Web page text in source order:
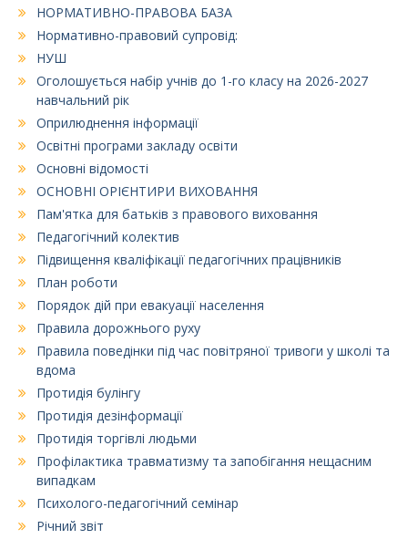
НОРМАТИВНО-ПРАВОВА БАЗА
Нормативно-правовий супровід:
НУШ
Оголошується набір учнів до 1-го класу на 2026-2027
навчальний рік
Оприлюднення інформації
Освітні програми закладу освіти
Основні відомості
ОСНОВНІ ОРІЄНТИРИ ВИХОВАННЯ
Пам'ятка для батьків з правового виховання
Педагогічний колектив
Підвищення кваліфікації педагогічних працівників
План роботи
Порядок дій при евакуації населення
Правила дорожнього руху
Правила поведінки під час повітряної тривоги у школі та
вдома
Протидія булінгу
Протидія дезінформації
Протидія торгівлі людьми
Профілактика травматизму та запобігання нещасним
випадкам
Психолого-педагогічний семінар
Річний звіт